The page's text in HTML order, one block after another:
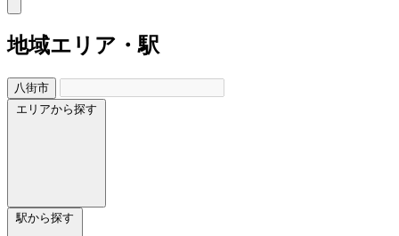
地域エリア・駅
八街市
エリアから探す
駅から探す